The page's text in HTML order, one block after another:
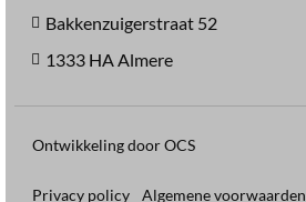
Bakkenzuigerstraat 52
1333 HA Almere
Ontwikkeling door OCS
Privacy policy Algemene voorwaarden